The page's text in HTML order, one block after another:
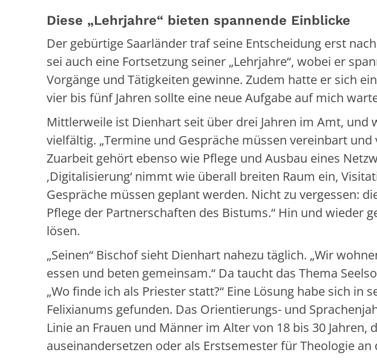
Diese „Lehrjahre“ bieten spannende Einblicke
Der gebürtige Saarländer traf seine Entscheidung erst
sei auch eine Fortsetzung seiner „Lehrjahre“, wobei er
Vorgänge und Tätigkeiten gewinne. Zudem hatte er sich
vier bis fünf Jahren sollte eine neue Aufgabe auf mich
Mittlerweile ist Dienhart seit über drei Jahren im Amt, und
vielfältig. „Termine und Gespräche müssen vereinbart
Zuarbeit gehört ebenso wie Pflege und Ausbau eines
‚Digitalisierung‘ nimmt wie überall breiten Raum ein,
Gespräche müssen geplant werden. Nicht zu vergessen:
Pflege der Partnerschaften des Bistums.“ Hin und wieder
lösen.
„Seinen“ Bischof sieht Dienhart nahezu täglich. „Wir
essen und beten gemeinsam.“ Da taucht das Thema
„Wo finde ich als Priester statt?“ Eine Lösung habe sich in
Felixianums gefunden. Das Orientierungs- und
Linie an Frauen und Männer im Alter von 18 bis 30 Jahren,
auseinandersetzen oder als Erstsemester für Theologie